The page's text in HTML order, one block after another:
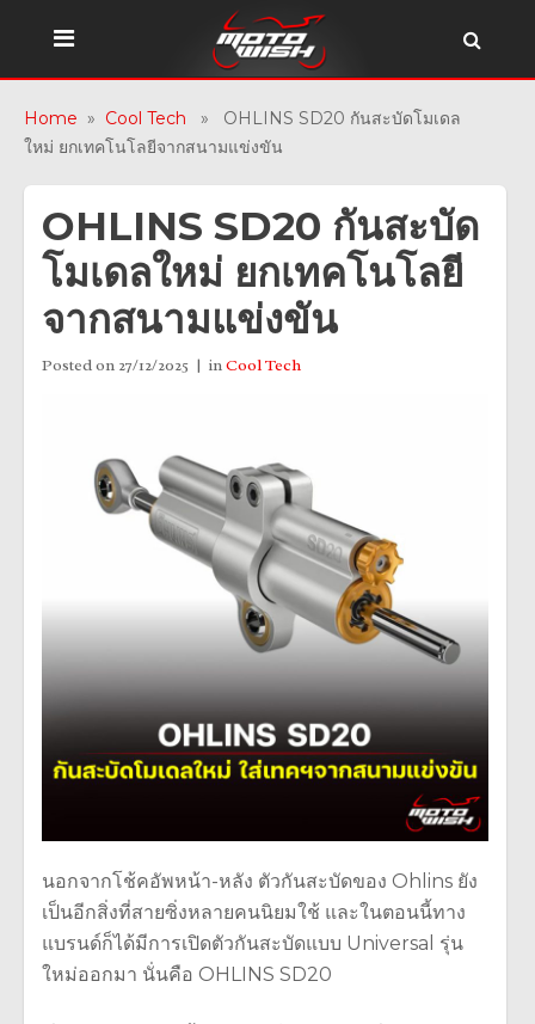
Home » Cool Tech » OHLINS SD20 กันสะบัดโมเดล
ใหม่ ยกเทคโนโลยีจากสนามแข่งขัน
OHLINS SD20 กันสะบัด
โมเดลใหม่ ยกเทคโนโลยี
จากสนามแข่งขัน
Posted on 27/12/2025 inCool Tech
นอกจากโช้คอัพหน้า-หลัง ตัวกันสะบัดของ Ohlins ยัง
เป็นอีกสิ่งที่สายซิ่งหลายคนนิยมใช้ และในตอนนี้ทาง
แบรนด์ก็ได้มีการเปิดตัวกันสะบัดแบบ Universal รุ่น
ใหม่ออกมา นั่นคือ OHLINS SD20